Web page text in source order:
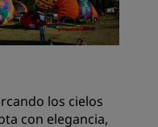
los cielos
con elegancia,